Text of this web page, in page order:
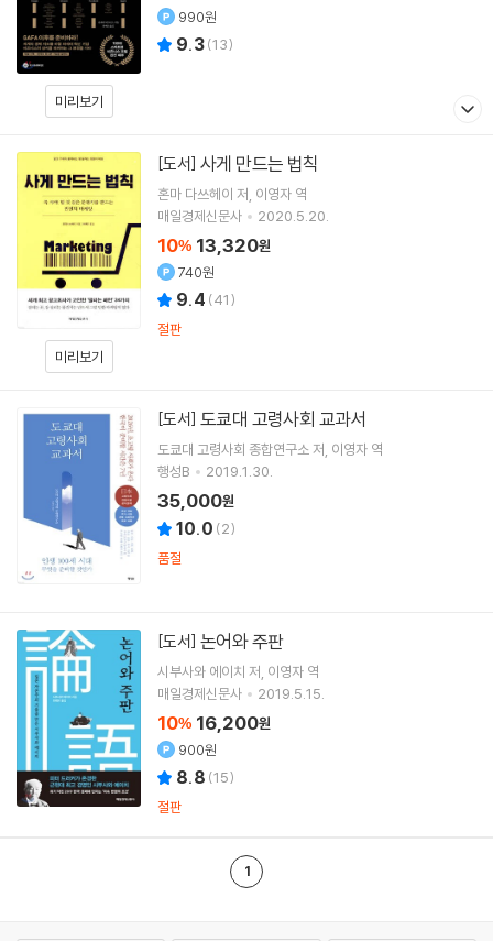
미리보기
990원
9.3(13)
미리보기
[도서] 사게 만드는 법칙
혼마 다쓰헤이 저 이영자 역
매일경제신문사
2020.5.20.
10% 13,320원
740원
9.4 (41)
절판
[도서] 도쿄대 고령사회 교과서
도쿄대 고령사회 종합연구소 저 이영자 역
행성B
2019.1.30.
35,000원
10.0 (2)
품절
[도서] 논어와 주판
시부사와 에이치 저 이영자 역
매일경제신문사
2019.5.15.
10% 16,200원
900원
8.8 (15)
절판
1